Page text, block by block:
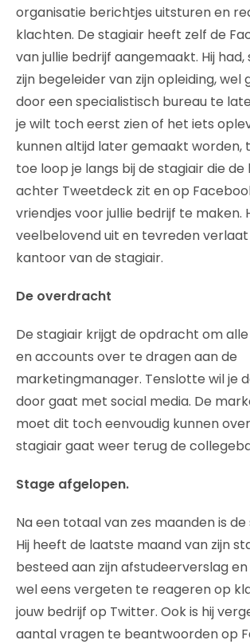
organisatie berichtjes uitsturen en
klachten. De stagiair heeft zelf de
van jullie bedrijf aangemaakt. Hij
zijn begeleider van zijn opleiding, wel
door een specialistisch bureau te
je wilt toch eerst zien of het iets
kunnen altijd later gemaakt worden,
toe loop je langs bij de stagiair die de
achter Tweetdeck zit en op
vriendjes voor jullie bedrijf te maken.
veelbelovend uit en tevreden
kantoor van de stagiair.
De overdracht
De stagiair krijgt de opdracht om
en accounts over te dragen aan de
marketingmanager. Tenslotte wil je
door gaat met social media. De
moet dit toch eenvoudig kunnen
stagiair gaat weer terug de
Stage afgelopen.
Na een totaal van zes maanden is
Hij heeft de laatste maand van zijn
besteed aan zijn afstudeerverslag
wel eens vergeten te reageren op
jouw bedrijf op Twitter. Ook is hij
aantal vragen te beantwoorden op